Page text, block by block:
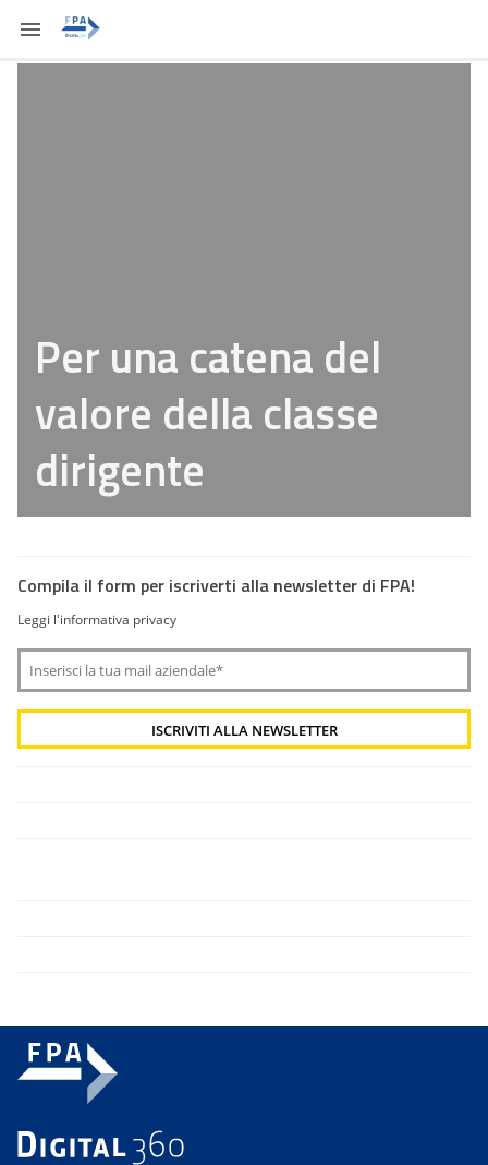
Per una catena del
valore della classe
dirigente
Compila il form per iscriverti alla newsletter di FPA!
Leggi l'informativa privacy